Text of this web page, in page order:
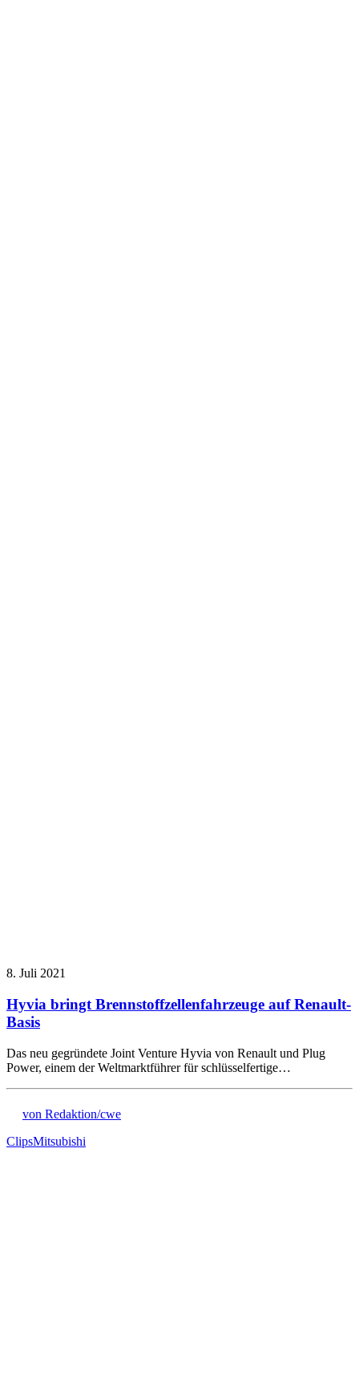
8. Juli 2021
Hyvia bringt Brennstoffzellenfahrzeuge auf Renault-
Basis
Das neu gegründete Joint Venture Hyvia von Renault und Plug
Power, einem der Weltmarktführer für schlüsselfertige…
von Redaktion/cwe
ClipsMitsubishi